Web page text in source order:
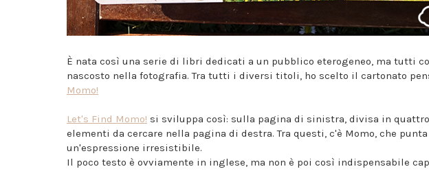
È nata così una serie di libri dedicati a un pubblico eterogeneo, ma tutti
nascosto nella fotografia. Tra tutti i diversi titoli, ho scelto il cartonato
Momo!
Let's Find Momo! si sviluppa così: sulla pagina di sinistra, divisa in
elementi da cercare nella pagina di destra. Tra questi, c'è Momo, che
un'espressione irresistibile.
Il poco testo è ovviamente in inglese, ma non è poi così indispensabile